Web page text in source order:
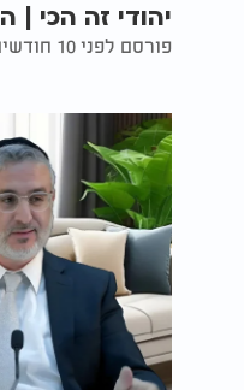
יהודי זה הכי |
פורסם לפני 10 חודשים